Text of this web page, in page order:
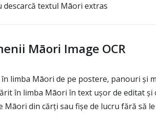
descarcă textul Māori extras
Māori Image OCR
limba Māori de pe postere, panouri și
în limba Māori în text ușor de editat și
Māori din cărți sau fișe de lucru fără să